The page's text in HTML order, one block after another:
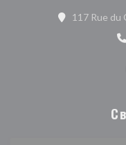
117 Rue du